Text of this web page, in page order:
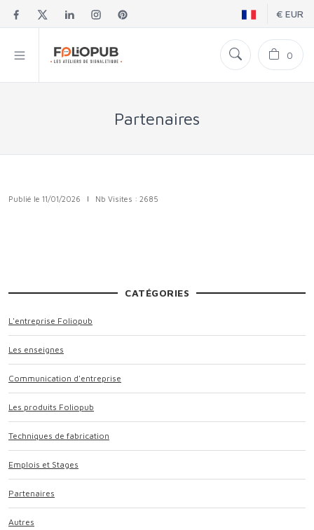
€ EUR
0
Partenaires
Publié le 11/01/2026 | Nb Visites : 2685
CATÉGORIES
L'entreprise Foliopub
Les enseignes
Communication d'entreprise
Les produits Foliopub
Techniques de fabrication
Emplois et Stages
Partenaires
Autres